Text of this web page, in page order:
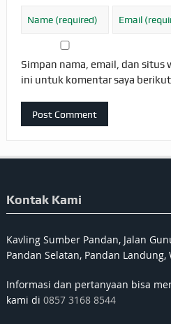
Simpan nama, email, dan situs
ini untuk komentar saya
Kontak Kami
Kavling Sumber Pandan, Jalan
Pandan Selatan, Pandan Landung,
Informasi dan pertanyaan bisa
kami di 0857 3168 8544